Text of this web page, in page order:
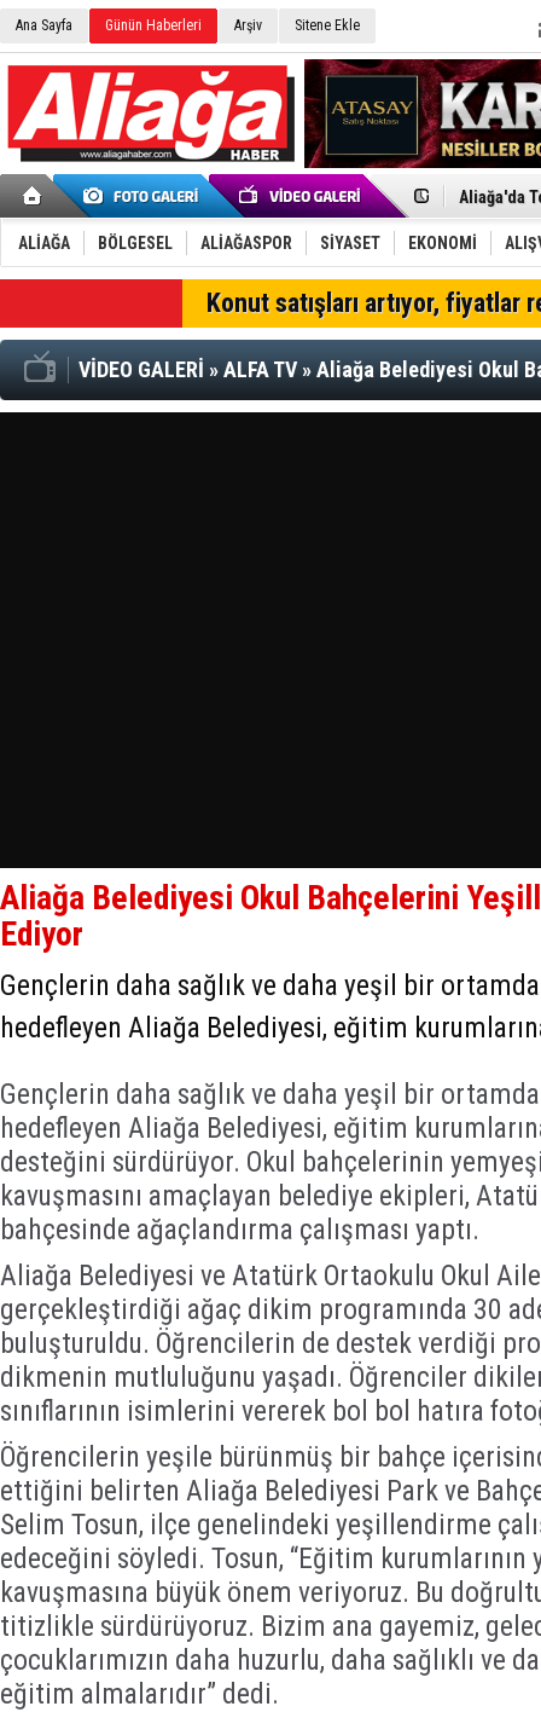
Ana Sayfa Günün Haberleri Arşiv Sitene Ekle
Aliağa
Yeni
İzmir'in
CHP
Çağrısı
Onat
Menemen
Aliağa'da
Chp
SOCAR
ALİAĞA BÖLGESEL ALİAĞASPOR SİYASET EKONOMİ
Konut satışları artıyor, fiyatlar
VİDEO GALERİ »ALFA TV»Aliağa Belediyesi Okul
Aliağa Belediyesi Okul Bahçelerini
Ediyor
Gençlerin daha sağlık ve daha yeşil bir
hedefleyen Aliağa Belediyesi, eğitim
Gençlerin daha sağlık ve daha yeşil bir
hedefleyen Aliağa Belediyesi, eğitim
desteğini sürdürüyor. Okul bahçelerinin
kavuşmasını amaçlayan belediye ekipleri,
bahçesinde ağaçlandırma çalışması yaptı.
Aliağa Belediyesi ve Atatürk Ortaokulu Okul
gerçekleştirdiği ağaç dikim programında 30
buluşturuldu. Öğrencilerin de destek verdiği
dikmenin mutluluğunu yaşadı. Öğrenciler
sınıflarının isimlerini vererek bol bol hatıra
Öğrencilerin yeşile bürünmüş bir bahçe
ettiğini belirten Aliağa Belediyesi Park ve
Selim Tosun, ilçe genelindeki yeşillendirme
edeceğini söyledi. Tosun, “Eğitim
kavuşmasına büyük önem veriyoruz. Bu
titizlikle sürdürüyoruz. Bizim ana gayemiz,
çocuklarımızın daha huzurlu, daha sağlıklı ve
eğitim almalarıdır” dedi.